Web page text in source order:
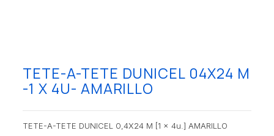
TETE-A-TETE DUNICEL 04X24 M
-1 X 4U- AMARILLO
TETE-A-TETE DUNICEL 0,4X24 M [1 x 4u.] AMARILLO